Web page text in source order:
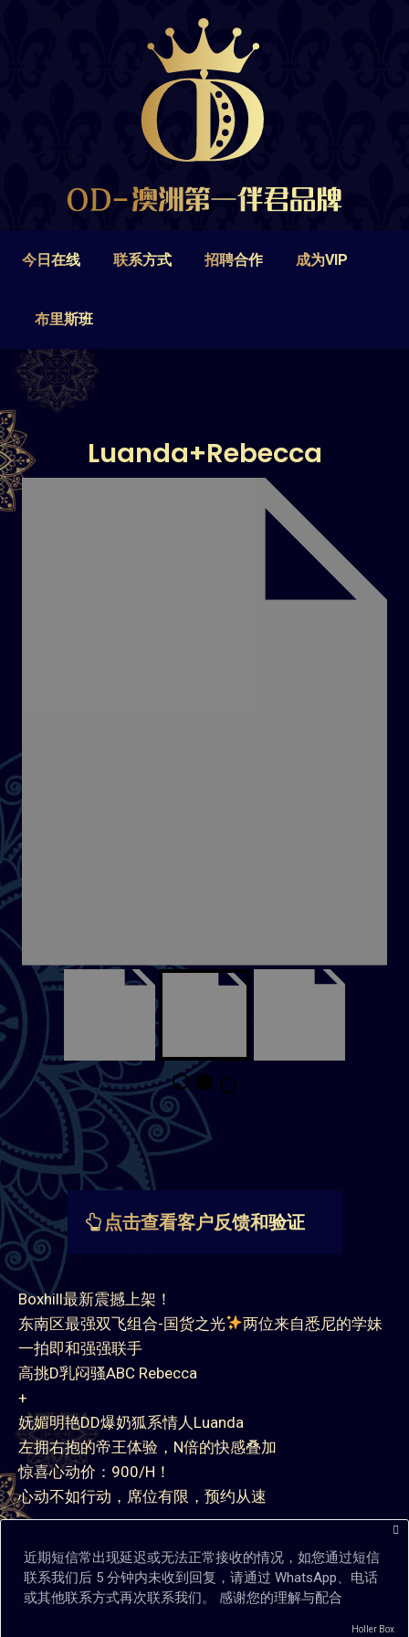
今日在线 联系方式 招聘合作 成为VIP
布里斯班
Luanda+Rebecca
点击查看客户反馈和验证
Boxhill最新震撼上架！
东南区最强双飞组合-国货之光
两位来自悉尼的学妹
一拍即和强强联手
高挑D乳闷骚ABC Rebecca
+
妩媚明艳DD爆奶狐系情人Luanda
左拥右抱的帝王体验，N倍的快感叠加
惊喜心动价：900/H！
心动不如行动，席位有限，预约从速
近期短信常出现延迟或无法正常接收的情况，如您通过短信
联系我们后 5 分钟内未收到回复，请通过 WhatsApp、电话
或其他联系方式再次联系我们。 感谢您的理解与配合
Holler Box
联系方式 招聘合作
布里斯班